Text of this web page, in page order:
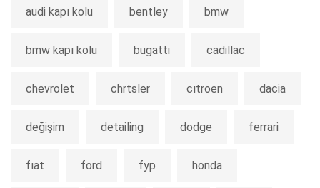
audi kapı kolu bentley bmw
bmw kapı kolu bugatti cadillac
chevrolet chrtsler cıtroen dacia
değişim detailing dodge ferrari
fıat ford fyp honda